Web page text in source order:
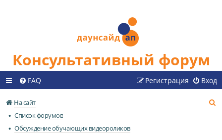
Консультативный форум
FAQ Вход
Регистрация
На сайт
Список форумов
Обсуждение обучающих видеороликов